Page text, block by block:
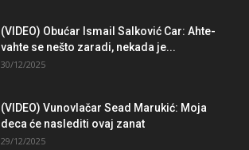
(VIDEO) Obućar Ismail Salković Car: Ahte-
vahte se nešto zaradi, nekada je...
30/12/2025
(VIDEO) Vunovlačar Sead Marukić: Moja
deca će naslediti ovaj zanat
29/12/2025